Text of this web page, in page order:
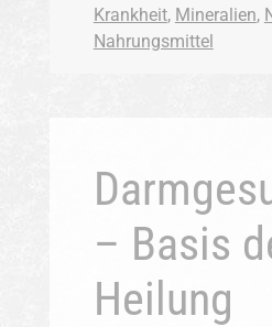
Krankheit, Mineralien,
Nahrungsmittel
– Basis
Heilung